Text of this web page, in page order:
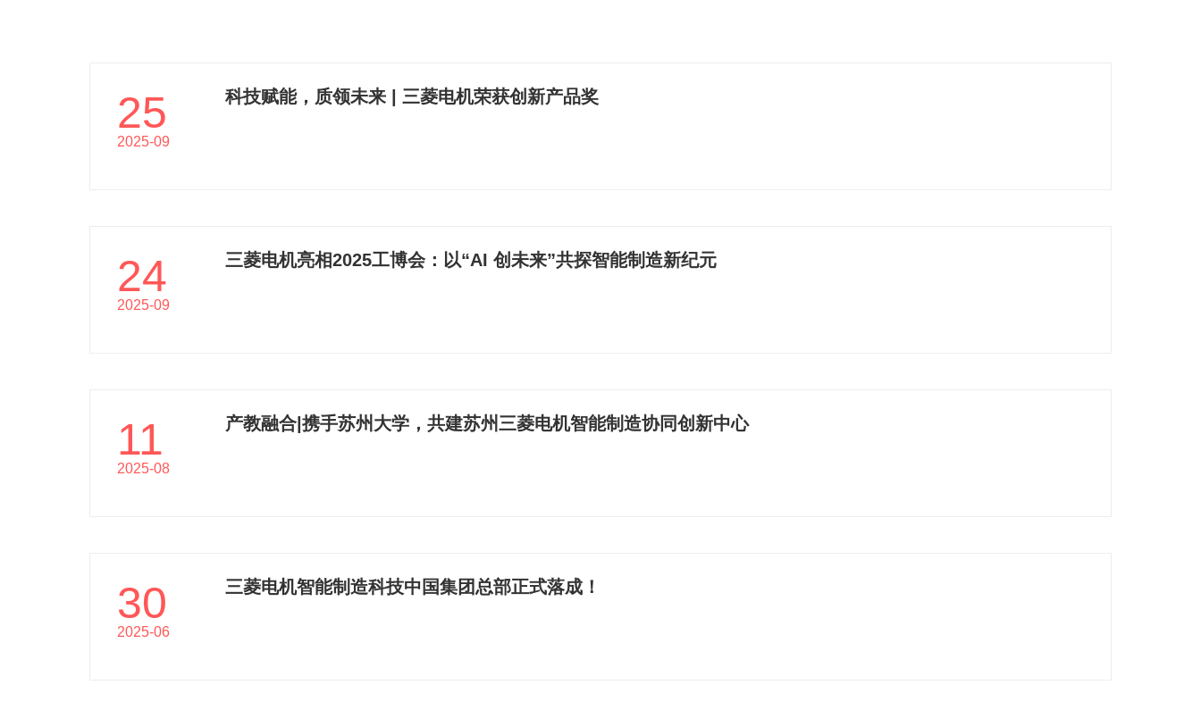
25
2025-09
科技赋能，质领未来 | 三菱电机荣获创新产品奖
24
2025-09
三菱电机亮相2025工博会：以“AI 创未来”共探智能制造新纪元
11
2025-08
产教融合|携手苏州大学，共建苏州三菱电机智能制造协同创新中心
30
2025-06
三菱电机智能制造科技中国集团总部正式落成！